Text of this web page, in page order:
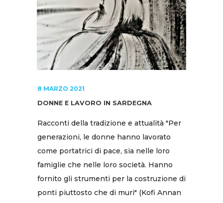
8 MARZO 2021
DONNE E LAVORO IN SARDEGNA
Racconti della tradizione e attualità "Per
generazioni, le donne hanno lavorato
come portatrici di pace, sia nelle loro
famiglie che nelle loro società. Hanno
fornito gli strumenti per la costruzione di
ponti piuttosto che di muri" (Kofi Annan